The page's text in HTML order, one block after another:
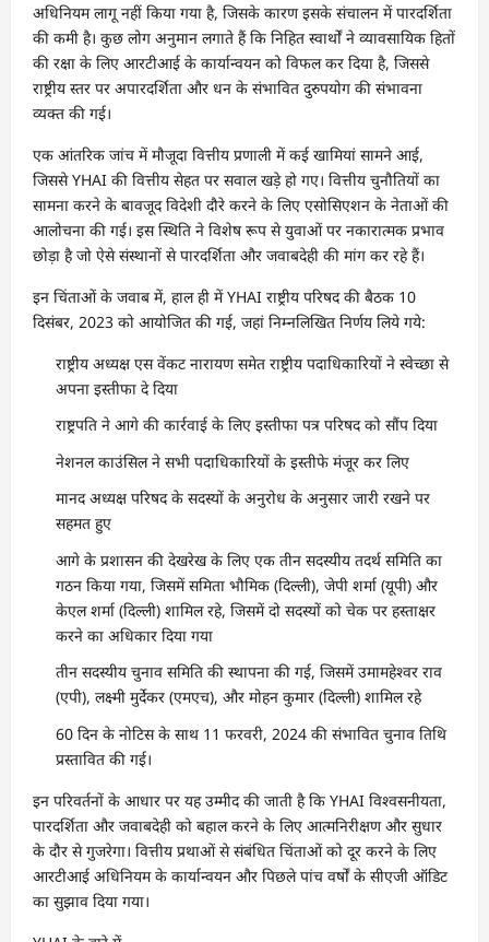
अधिनियम लागू नहीं किया गया है, जिसके कारण इसके संचालन में पारदर्शिता
की कमी है। कुछ लोग अनुमान लगाते हैं कि निहित स्वार्थों ने व्यावसायिक हितों
की रक्षा के लिए आरटीआई के कार्यान्वयन को विफल कर दिया है, जिससे
राष्ट्रीय स्तर पर अपारदर्शिता और धन के संभावित दुरुपयोग की संभावना
व्यक्त की गई।
एक आंतरिक जांच में मौजूदा वित्तीय प्रणाली में कई खामियां सामने आई,
जिससे YHAI की वित्तीय सेहत पर सवाल खड़े हो गए। वित्तीय चुनौतियों का
सामना करने के बावजूद विदेशी दौरे करने के लिए एसोसिएशन के नेताओं की
आलोचना की गई। इस स्थिति ने विशेष रूप से युवाओं पर नकारात्मक प्रभाव
छोड़ा है जो ऐसे संस्थानों से पारदर्शिता और जवाबदेही की मांग कर रहे हैं।
इन चिंताओं के जवाब में, हाल ही में YHAI राष्ट्रीय परिषद की बैठक 10
दिसंबर, 2023 को आयोजित की गई, जहां निम्नलिखित निर्णय लिये गये:
राष्ट्रीय अध्यक्ष एस वेंकट नारायण समेत राष्ट्रीय पदाधिकारियों ने स्वेच्छा से
अपना इस्तीफा दे दिया
राष्ट्रपति ने आगे की कार्रवाई के लिए इस्तीफा पत्र परिषद को सौंप दिया
नेशनल काउंसिल ने सभी पदाधिकारियों के इस्तीफे मंजूर कर लिए
मानद अध्यक्ष परिषद के सदस्यों के अनुरोध के अनुसार जारी रखने पर
सहमत हुए
आगे के प्रशासन की देखरेख के लिए एक तीन सदस्यीय तदर्थ समिति का
गठन किया गया, जिसमें समिता भौमिक (दिल्ली), जेपी शर्मा (यूपी) और
केएल शर्मा (दिल्ली) शामिल रहे, जिसमें दो सदस्यों को चेक पर हस्ताक्षर
करने का अधिकार दिया गया
तीन सदस्यीय चुनाव समिति की स्थापना की गई, जिसमें उमामहेश्वर राव
(एपी), लक्ष्मी मुर्देकर (एमएच), और मोहन कुमार (दिल्ली) शामिल रहे
60 दिन के नोटिस के साथ 11 फरवरी, 2024 की संभावित चुनाव तिथि
प्रस्तावित की गई।
इन परिवर्तनों के आधार पर यह उम्मीद की जाती है कि YHAI विश्वसनीयता,
पारदर्शिता और जवाबदेही को बहाल करने के लिए आत्मनिरीक्षण और सुधार
के दौर से गुजरेगा। वित्तीय प्रथाओं से संबंधित चिंताओं को दूर करने के लिए
आरटीआई अधिनियम के कार्यान्वयन और पिछले पांच वर्षों के सीएजी ऑडिट
का सुझाव दिया गया।